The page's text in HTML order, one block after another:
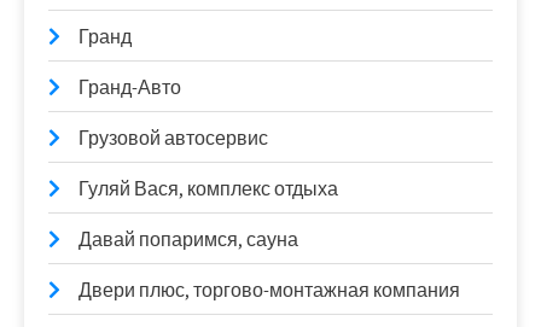
Гранд
Гранд-Авто
Грузовой автосервис
Гуляй Вася, комплекс отдыха
Давай попаримся, сауна
Двери плюс, торгово-монтажная компания